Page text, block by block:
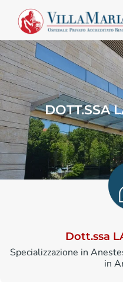
DOTT.SSA
Dott.ssa
Specializzazione in
in